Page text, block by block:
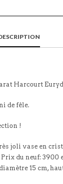
Harcourt
de fêle.
!
joli vase en
du neuf: 3900
15 cm,